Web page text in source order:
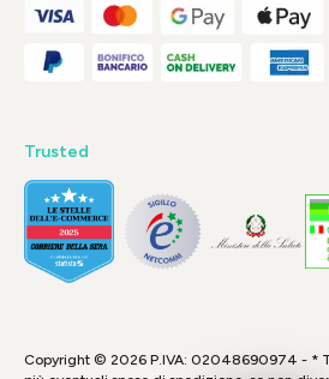
Trusted
Copyright © 2026 P.IVA: 02048690974 - *